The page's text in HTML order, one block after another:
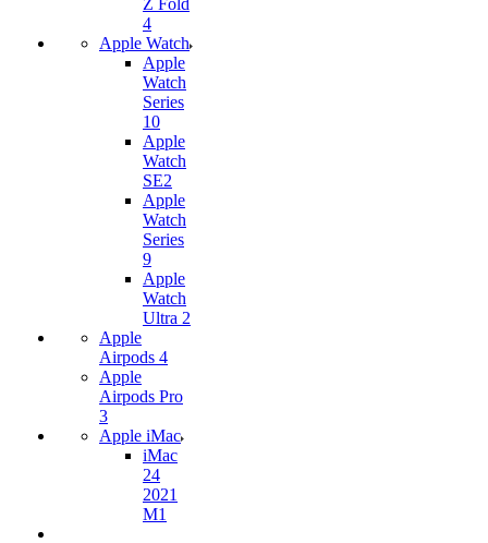
Z Fold
4
Apple Watch
Apple
Watch
Series
10
Apple
Watch
SE2
Apple
Watch
Series
9
Apple
Watch
Ultra 2
Apple
Airpods 4
Apple
Airpods Pro
3
Apple iMac
iMac
24
2021
M1